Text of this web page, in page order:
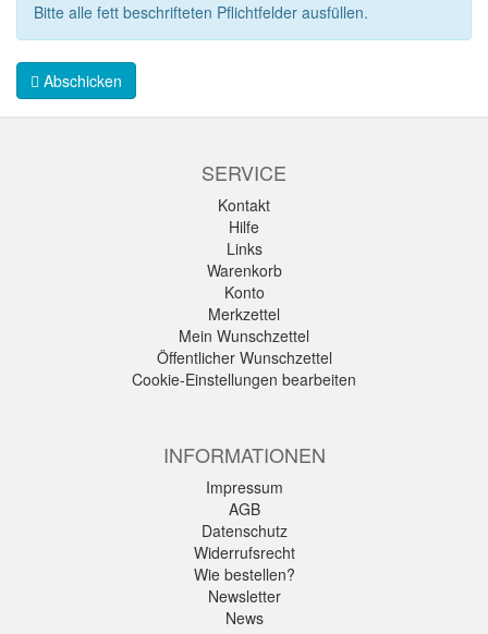
Bitte alle fett beschrifteten Pflichtfelder ausfüllen.
Abschicken
SERVICE
Kontakt
Hilfe
Links
Warenkorb
Konto
Merkzettel
Mein Wunschzettel
Öffentlicher Wunschzettel
Cookie-Einstellungen bearbeiten
INFORMATIONEN
Impressum
AGB
Datenschutz
Widerrufsrecht
Wie bestellen?
Newsletter
News